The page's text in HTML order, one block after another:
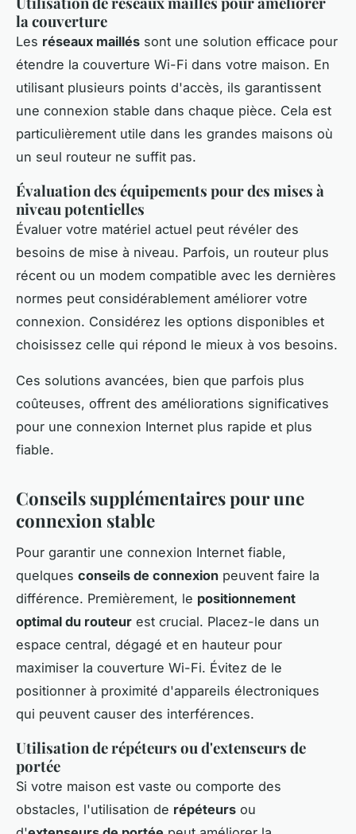
la couverture
Les réseaux maillés sont une solution efficace pour
étendre la couverture Wi-Fi dans votre maison. En
utilisant plusieurs points d'accès, ils garantissent
une connexion stable dans chaque pièce. Cela est
particulièrement utile dans les grandes maisons où
un seul routeur ne suffit pas.
Évaluation des équipements pour des mises à
niveau potentielles
Évaluer votre matériel actuel peut révéler des
besoins de mise à niveau. Parfois, un routeur plus
récent ou un modem compatible avec les dernières
normes peut considérablement améliorer votre
connexion. Considérez les options disponibles et
choisissez celle qui répond le mieux à vos besoins.
Ces solutions avancées, bien que parfois plus
coûteuses, offrent des améliorations significatives
pour une connexion Internet plus rapide et plus
fiable.
Conseils supplémentaires pour une
connexion stable
Pour garantir une connexion Internet fiable,
quelques conseils de connexion peuvent faire la
différence. Premièrement, le positionnement
optimal du routeur est crucial. Placez-le dans un
espace central, dégagé et en hauteur pour
maximiser la couverture Wi-Fi. Évitez de le
positionner à proximité d'appareils électroniques
qui peuvent causer des interférences.
Utilisation de répéteurs ou d'extenseurs de
portée
Si votre maison est vaste ou comporte des
obstacles, l'utilisation de répéteurs ou